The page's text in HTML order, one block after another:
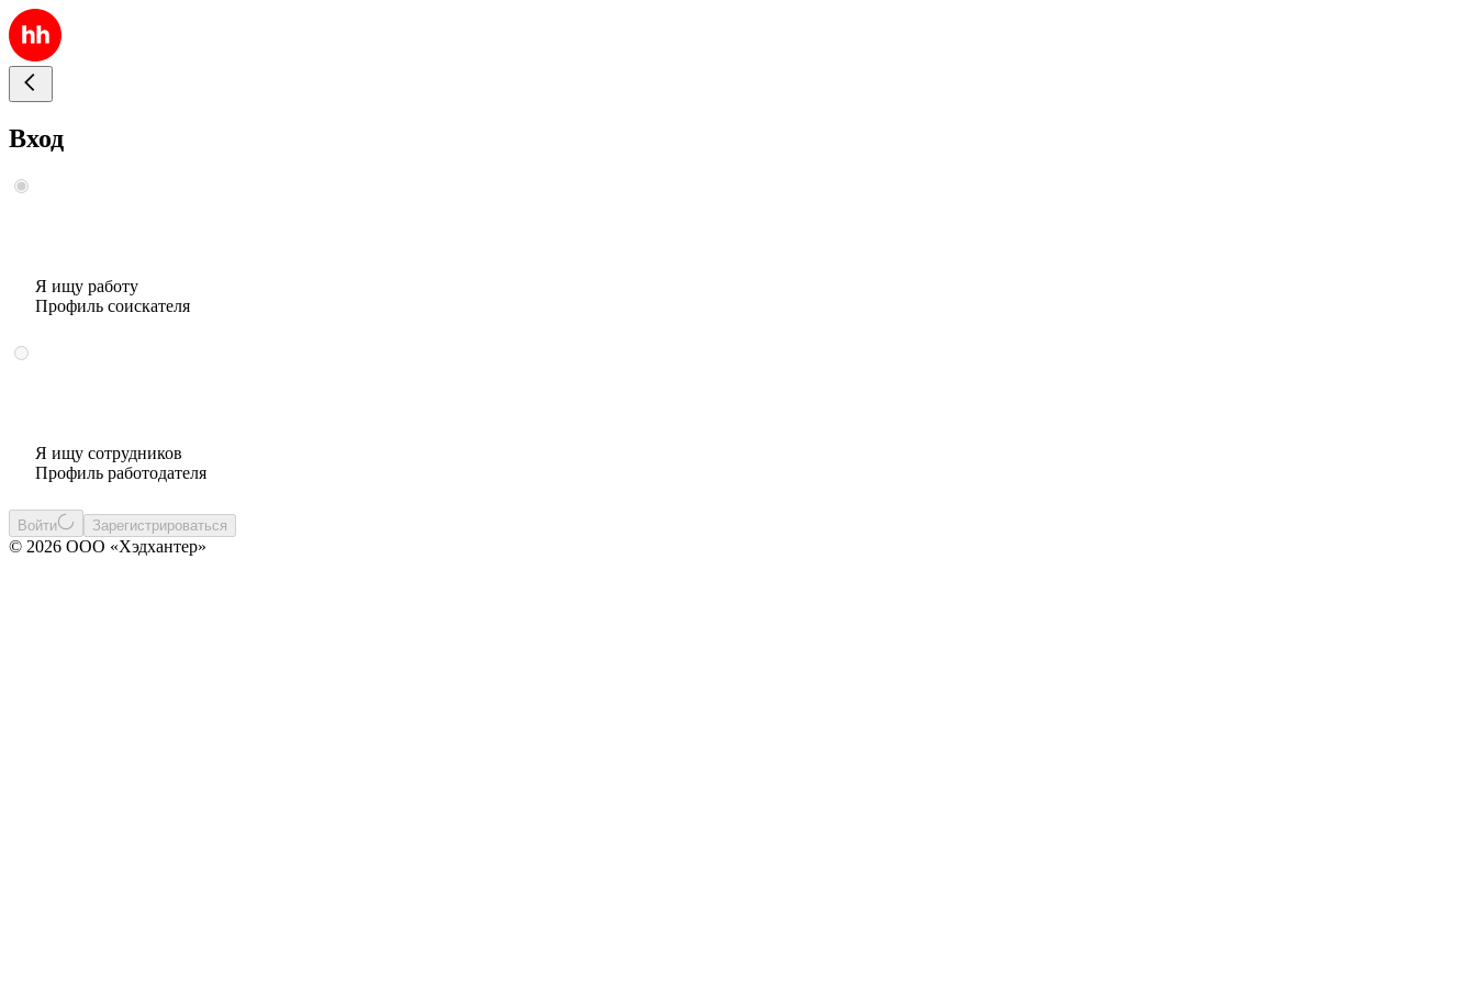
Вход
Я ищу работу
Профиль соискателя
Я ищу сотрудников
Профиль работодателя
Войти Зарегистрироваться
© 2026 ООО «Хэдхантер»